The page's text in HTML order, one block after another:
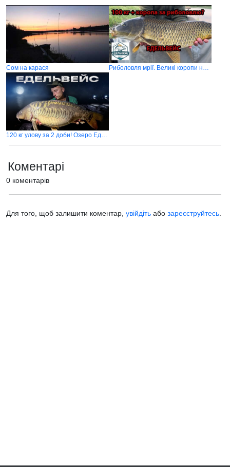
Сом на карася Риболовля мрії. Великі коропи не дають спокою
120 кг улову за 2 доби! Озеро Едельвейс
Коментарі
0 коментарів
Для того, щоб залишити коментар, увійдіть або зареєструйтесь